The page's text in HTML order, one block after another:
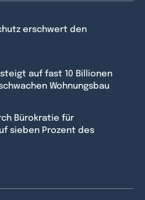
erschwert den
auf fast 10 Billionen
Wohnungsbau
Bürokratie für
sieben Prozent des